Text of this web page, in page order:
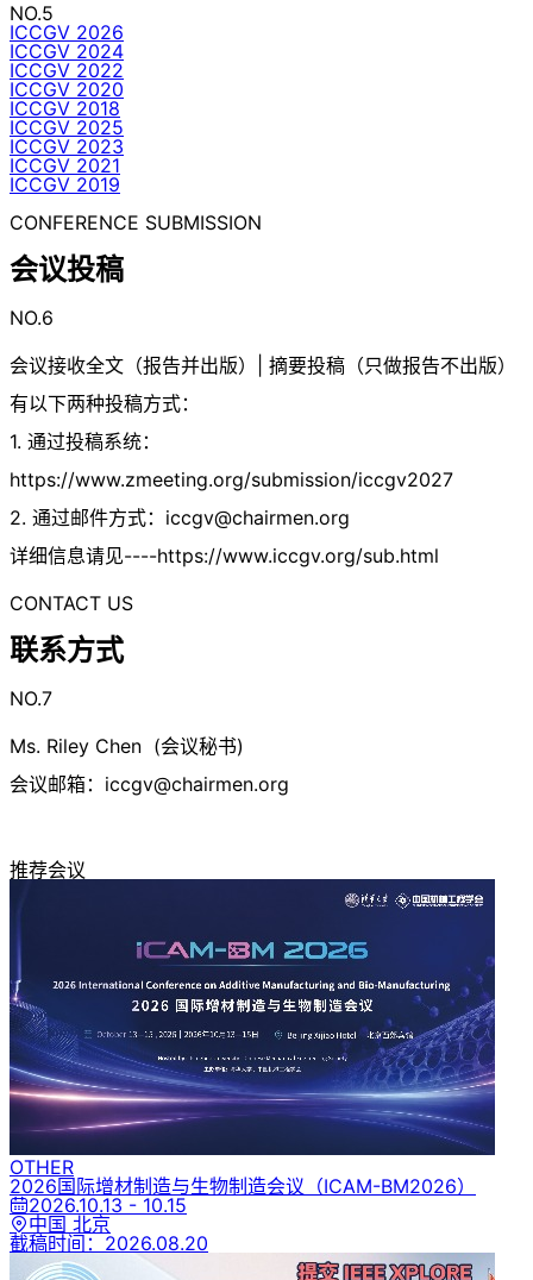
NO.5
ICCGV 2026
ICCGV 2024
ICCGV 2022
ICCGV 2020
ICCGV 2018
ICCGV 2025
ICCGV 2023
ICCGV 2021
ICCGV 2019
CONFERENCE SUBMISSION
会议投稿
NO.6
会议接收全文（报告并出版）| 摘要投稿（只做报告不出版）
有以下两种投稿方式：
1. 通过投稿系统：
https://www.zmeeting.org/submission/iccgv2027
2. 通过邮件方式： iccgv@chairmen.org
详细信息请见----https://www.iccgv.org/sub.html
CONTACT US
联系方式
NO.7
Ms. Riley Chen (会议秘书)
会议邮箱： iccgv@chairmen.org
推荐会议
OTHER
2026国际增材制造与生物制造会议 （ICAM-BM2026）
2026.10.13 - 10.15
中国 北京
截稿时间： 2026.08.20